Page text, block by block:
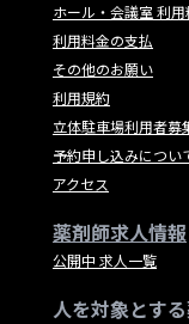
ホール・会議室 利用
利用料金の支払
その他のお願い
利用規約
立体駐車場利用者募
予約申し込みについ
アクセス
薬剤師求人情報
公開中 求人一覧
人を対象とす